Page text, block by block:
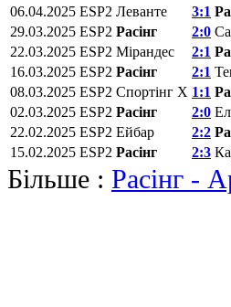
06.04.2025 ESP2 Леванте 3:1
29.03.2025 ESP2 Расінг 2:0
22.03.2025 ESP2 Мірандес 2:1
16.03.2025 ESP2 Расінг 2:1
08.03.2025 ESP2 Спортінг Х 1:1
02.03.2025 ESP2 Расінг 2:0
22.02.2025 ESP2 Ейбар 2:2
15.02.2025 ESP2 Расінг 2:3
Більше : Расінг -